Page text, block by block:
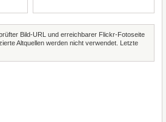
Bild-URL und erreichbarer Flickr-Fotoseite
Altquellen werden nicht verwendet. Letzte